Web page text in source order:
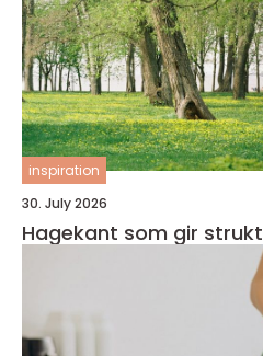
inspiration
30. July 2026
Hagekant som gir